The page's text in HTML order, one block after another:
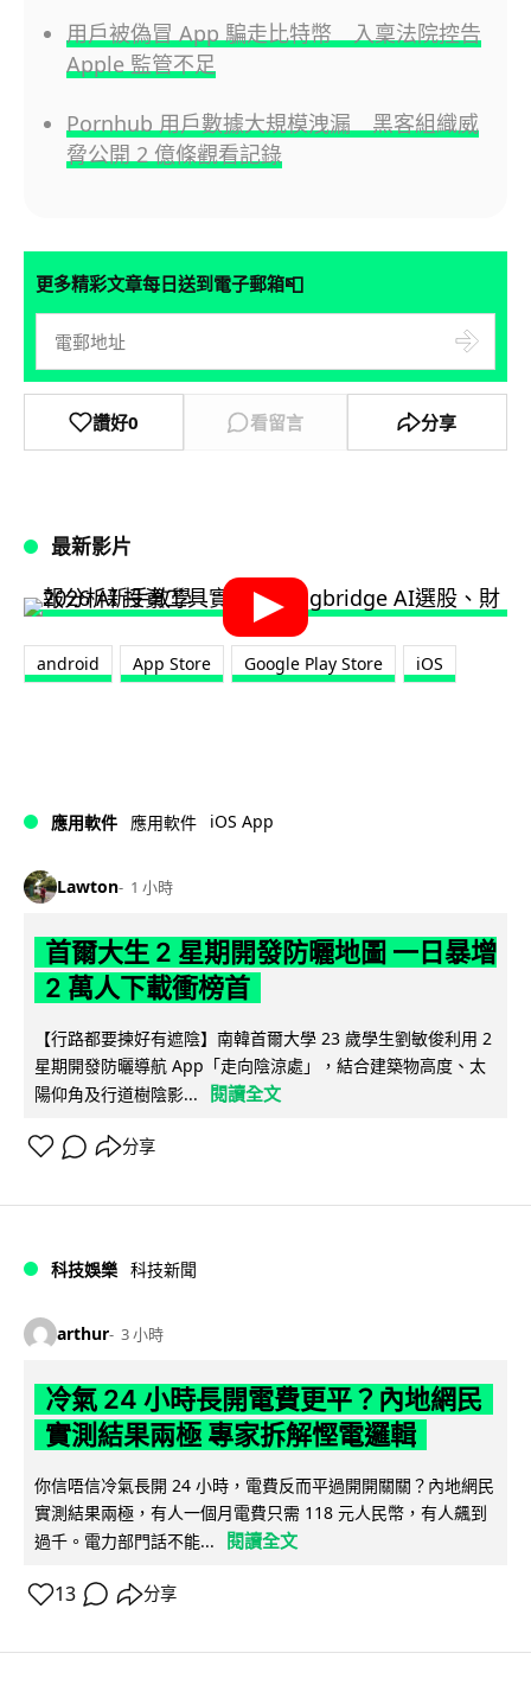
用戶被偽冒 App 騙走比特幣 入稟法院控告
Apple 監管不足
Pornhub 用戶數據大規模洩漏 黑客組織威
脅公開 2 億條觀看記錄
更多精彩文章每日送到電子郵箱📮
讚好0 看留言 分享
最新影片
android App Store Google Play Store iOS
應用軟件 應用軟件 iOS App
Lawton 1 小時
首爾大生 2 星期開發防曬地圖 一日暴增
2 萬人下載衝榜首
【行路都要揀好有遮陰】南韓首爾大學 23 歲學生劉敏俊利用 2
星期開發防曬導航 App「走向陰涼處」，結合建築物高度、太
陽仰角及行道樹陰影...
閱讀全文
分享
科技娛樂 科技新聞
arthur 3 小時
冷氣 24 小時長開電費更平？內地網民
實測結果兩極 專家拆解慳電邏輯
你信唔信冷氣長開 24 小時，電費反而平過開開關關？內地網民
實測結果兩極，有人一個月電費只需 118 元人民幣，有人飆到
過千。電力部門話不能...
閱讀全文
13 分享